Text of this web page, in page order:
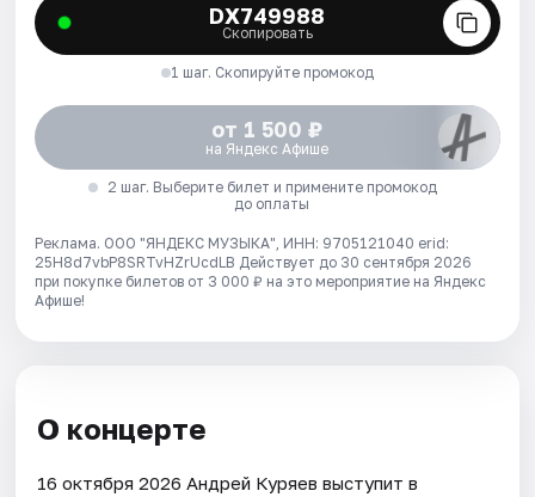
DX749988
Скопировать
1 шаг. Скопируйте промокод
от 1 500 ₽
на Яндекс Афише
2 шаг. Выберите билет и примените промокод
до оплаты
Реклама. ООО "ЯНДЕКС МУЗЫКА", ИНН: 9705121040 erid:
25H8d7vbP8SRTvHZrUcdLB Действует до 30 сентября 2026
при покупке билетов от 3 000 ₽ на это мероприятие на Яндекс
Афише!
О концерте
16 октября 2026 Андрей Куряев выступит в